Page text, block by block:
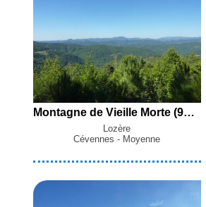
Montagne de Vieille Morte (919 m) et Col du Serre du Pradel (785 m) en boucle par Nogaret, Serres, Sauvelongue et la Fregeyre Haute depuis le Pont de Burgen (Saint-Étienne-Vallée-Française)
Lozère
Cévennes - Moyenne